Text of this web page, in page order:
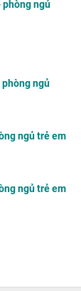
ngủ
ngủ
ngủ trẻ em
ngủ trẻ em